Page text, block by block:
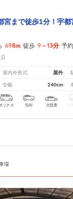
宮まで徒歩1分！宇都
698m 徒歩 9～13分 予
屋内外形式 屋外
全幅 240cm
ックス SUV 大型車 ト
場